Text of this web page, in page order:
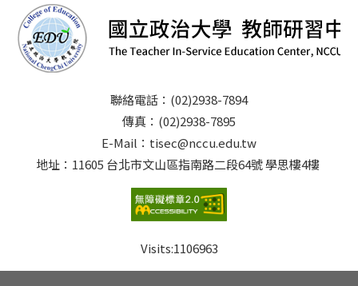
聯絡電話：(02)2938-7894
傳真：(02)2938-7895
E-Mail：tisec@nccu.edu.tw
地址：11605 台北市文山區指南路二段64號 學思樓4樓
Visits:1106963